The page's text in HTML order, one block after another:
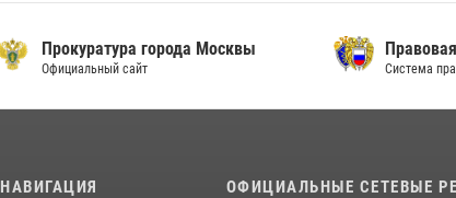
Прокуратура города Москвы
Официальный сайт Система
НАВИГАЦИЯ ОФИЦИАЛЬНЫЕ СЕТЕВЫЕ